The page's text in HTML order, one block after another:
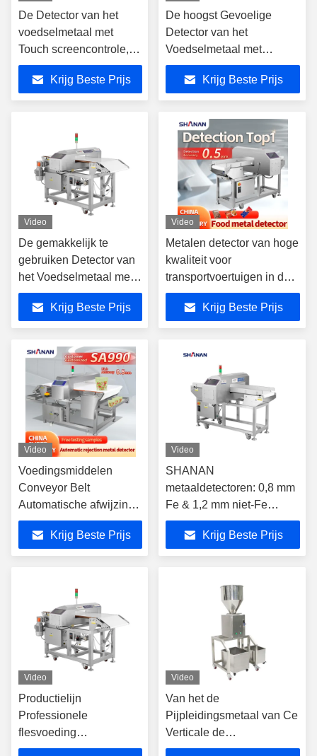
De Detector van het
voedselmetaal met
Touch screencontrole,
Hoge Gevoeligheid en
Betrouwbaarheid
Krijg Beste Prijs
De hoogst Gevoelige
Detector van het
Voedselmetaal met
Nieuwe Touch screeninput
Krijg Beste Prijs
Video
De gemakkelijk te
gebruiken Detector van
het Voedselmetaal met
Gemoedelijke Touch
screenvertoning
Krijg Beste Prijs
Video
Metalen detector van hoge
kwaliteit voor
transportvoertuigen in de
industrie
Krijg Beste Prijs
Video
Voedingsmiddelen
Conveyor Belt
Automatische afwijzing
Metalen detector
machine met CE
Krijg Beste Prijs
Video
SHANAN
metaaldetectoren: 0,8 mm
Fe & 1,2 mm niet-Fe
gevoeligheid, tunnelmaat
4012 cm - 50 * 30 cm
Krijg Beste Prijs
Video
Productielijn
Professionele
flesvoeding
Metaaldetector voor het
Video
Van het de
Pijpleidingsmetaal van Ce
Verticale de
Detectorseparator voor